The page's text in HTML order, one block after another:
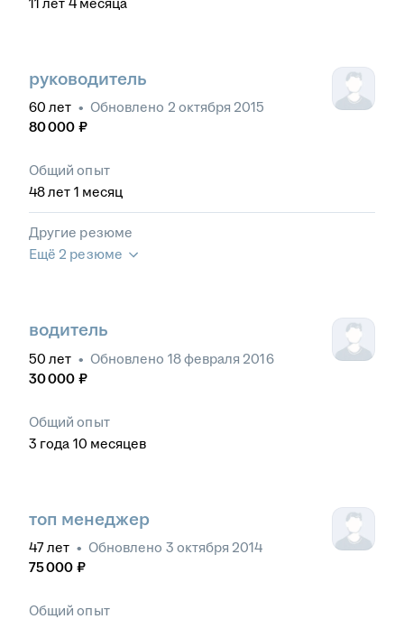
11 лет 4 месяца
руководитель
60 лет • Обновлено 2 октября 2015
80 000 ₽
Общий опыт
48лет 1 месяц
Другие резюме
Ещё 2 резюме
водитель
50 лет • Обновлено 18 февраля 2016
30 000 ₽
Общий опыт
3 года 10 месяцев
топ менеджер
47лет • Обновлено 3 октября 2014
75 000 ₽
Общий опыт